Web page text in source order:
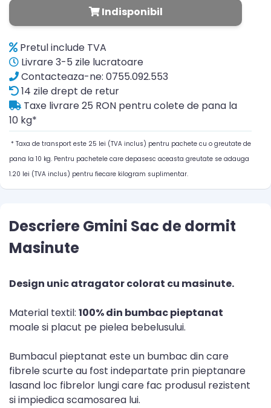
Indisponibil
Pretul include TVA
Livrare 3-5 zile lucratoare
Contacteaza-ne: 0755.092.553
14 zile drept de retur
Taxe livrare 25 RON pentru colete de pana la
10 kg*
* Taxa de transport este 25 lei (TVA inclus) pentru pachete cu o greutate de
pana la 10 kg. Pentru pachetele care depasesc aceasta greutate se adauga
1.20 lei (TVA inclus) pentru fiecare kilogram suplimentar.
Descriere Gmini Sac de dormit
Masinute
Design unic atragator colorat cu masinute.
Material textil: 100% din bumbac pieptanat
moale si placut pe pielea bebelusului.
Bumbacul pieptanat este un bumbac din care
fibrele scurte au fost indepartate prin pieptanare
lasand loc fibrelor lungi care fac produsul rezistent
si impiedica scamosarea lui.